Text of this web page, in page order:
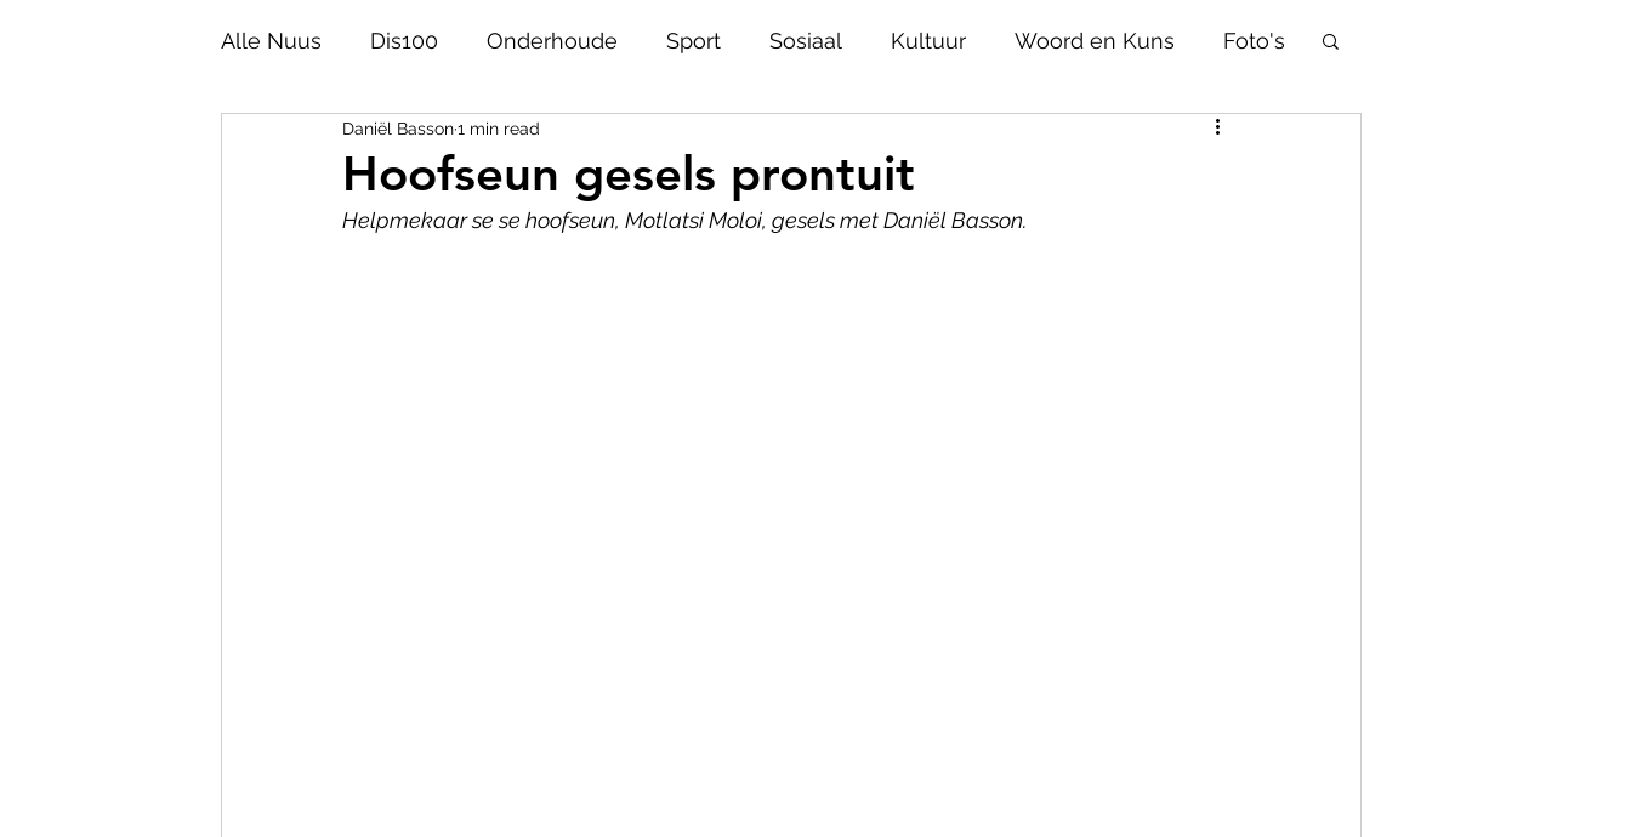
Alle Nuus Dis100 Onderhoude Sport Sosiaal Kultuur Woord en Kuns Foto's
Akademie Opinie Ons plek Afrikaans
Afrikaans 100 Taalgeskiedenis Jeug Erfenis Geestesgesondheid
Hoofseun gesels prontuit
Daniël Basson1 min read
Helpmekaar se se hoofseun, Motlatsi Moloi, gesels met Daniël Basson.